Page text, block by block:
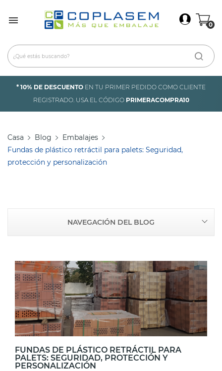
 0
* 10% DE DESCUENTO EN TU PRIMER PEDIDO COMO CLIENTE
REGISTRADO. USA EL CÓDIGO PRIMERACOMPRA10
Casa Blog
Embalajes
Fundas de plástico retráctil para palets: Seguridad,
protección y personalización
NAVEGACIÓN DEL BLOG
FUNDAS DE PLÁSTICO RETRÁCTIL PARA
PALETS: SEGURIDAD, PROTECCIÓN Y
PERSONALIZACIÓN
Iniciar Sesión ×
Debes iniciar sesión para guardar productos en tu
lista de deseos.
Cancelar Iniciar sesión